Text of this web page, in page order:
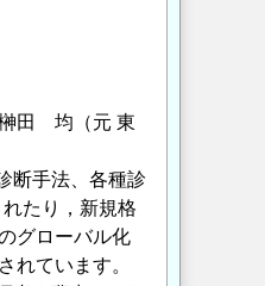
田 均（元 東
断手法、各種診
たり，新規格
グローバル化
れています。